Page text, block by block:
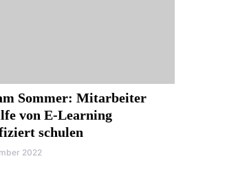
Sommer: Mitarbeiter
von E-Learning
schulen
2022